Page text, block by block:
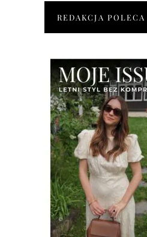
REDAKCJA POLECA